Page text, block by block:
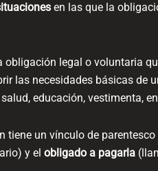
en las que la
obligación legal o voluntaria
las necesidades básicas de
educación, vestimenta,
tiene un vínculo de
y el obligado a pagarla